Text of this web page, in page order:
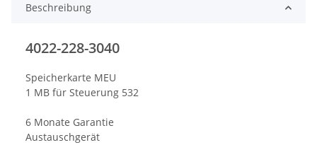
Beschreibung
4022-228-3040
Speicherkarte MEU
1 MB für Steuerung 532
6 Monate Garantie
Austauschgerät